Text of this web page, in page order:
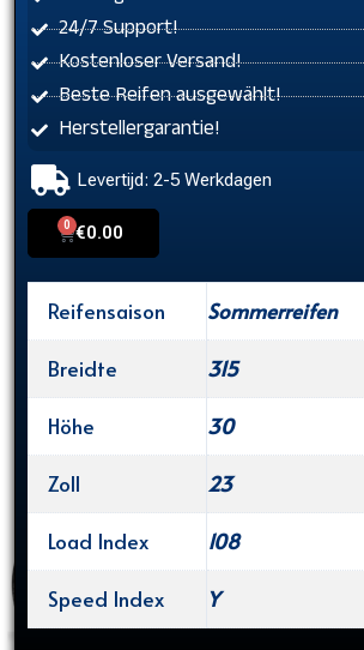
24/7 Support!
Kostenloser Versand!
Beste Reifen ausgewählt!
Herstellergarantie!
Levertijd: 2-5 Werkdagen
€0.00
0
Cart
Reifensaison
Sommerreifen
Breidte
315
Höhe
30
Zoll
23
Load Index
108
Speed Index
Y